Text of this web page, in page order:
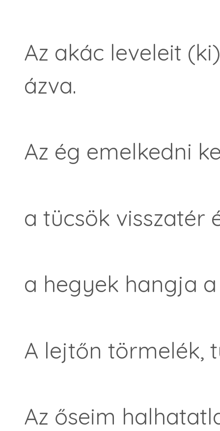
Az akác leveleit
ázva.
Az ég emelkedni
a tücsök visszatér
a hegyek hangja
A lejtőn törmelék,
Az őseim